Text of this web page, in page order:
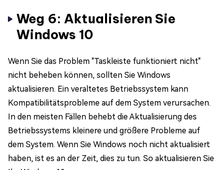
Weg 6: Aktualisieren Sie
Windows 10
Wenn Sie das Problem "Taskleiste funktioniert nicht"
nicht beheben können, sollten Sie Windows
aktualisieren. Ein veraltetes Betriebssystem kann
Kompatibilitätsprobleme auf dem System verursachen.
In den meisten Fällen behebt die Aktualisierung des
Betriebssystems kleinere und größere Probleme auf
dem System. Wenn Sie Windows noch nicht aktualisiert
haben, ist es an der Zeit, dies zu tun. So aktualisieren Sie